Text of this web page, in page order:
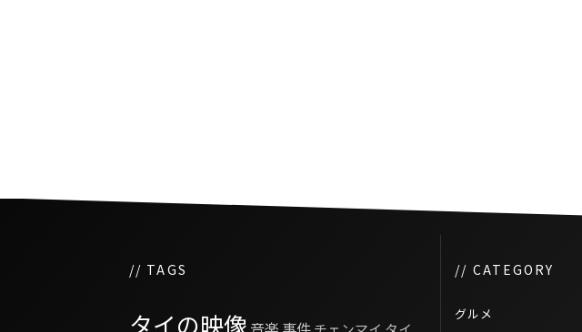
// TAGS
タイの映像
// CATEGORY
グルメ